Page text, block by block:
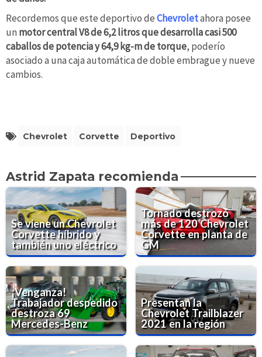
Recordemos que este deportivo deChevroletahora posee
un motor centralV8 de 6,2 litros que desarrolla casi 500
caballos de potencia y 64,9 kg-m de torque, poderío
asociado a una caja automática de doble embrague y nueve
cambios.
Chevrolet Corvette Deportivo
Astrid Zapata recomienda
Se viene un Chevrolet
Corvette híbrido y
también uno eléctrico
Tornado destrozó
más de 120 Chevrolet
Corvette en planta de
GM
¡Venganza!
Trabajador despedido
destroza 69
Mercedes-Benz
Presentan la
Chevrolet Trailblazer
2021 en la región